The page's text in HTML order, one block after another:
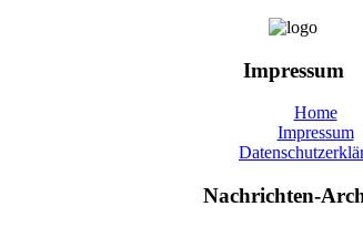
Impressum
Home
Impressum
Nachrichten-